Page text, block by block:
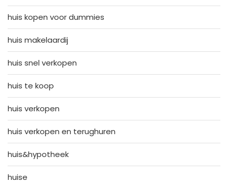
huis kopen voor dummies
huis makelaardij
huis snel verkopen
huis te koop
huis verkopen
huis verkopen en terughuren
huis&hypotheek
huise